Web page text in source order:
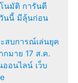
นมัติ การันตี
นนี้ มีลุ้นก่อน
สบการณ์เล่นยุค
กมาย 17 ส.ค.
อนไลน์ เว็บ